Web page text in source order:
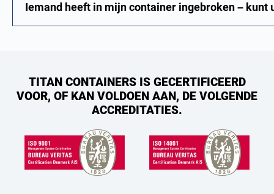
Iemand heeft in mijn container ingebroken – kunt
TITAN CONTAINERS IS GECERTIFICEERD
VOOR, OF KAN VOLDOEN AAN, DE VOLGENDE
ACCREDITATIES.